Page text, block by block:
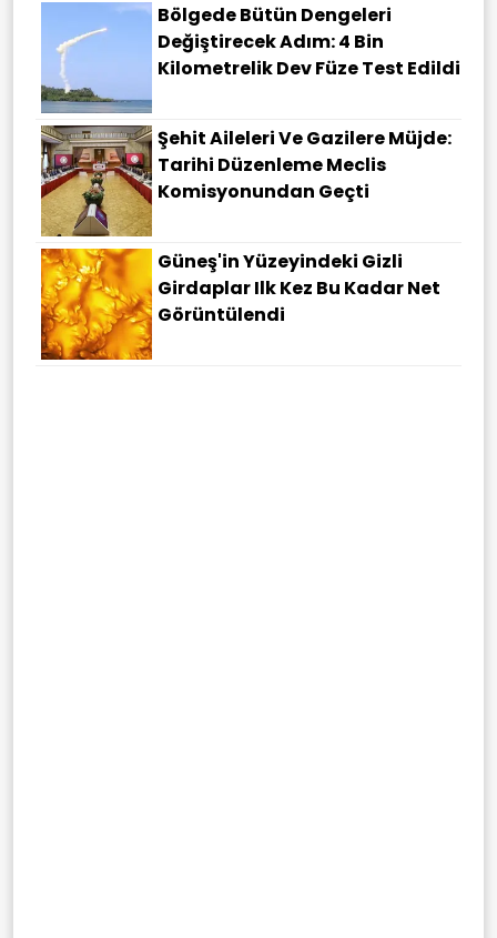
Bölgede Bütün Dengeleri
Değiştirecek Adım: 4 Bin
Kilometrelik Dev Füze Test Edildi
Şehit Aileleri Ve Gazilere Müjde:
Tarihi Düzenleme Meclis
Komisyonundan Geçti
Güneş'in Yüzeyindeki Gizli
Girdaplar Ilk Kez Bu Kadar Net
Görüntülendi